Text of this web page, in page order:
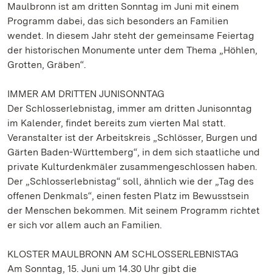
Maulbronn ist am dritten Sonntag im Juni mit einem
Programm dabei, das sich besonders an Familien
wendet. In diesem Jahr steht der gemeinsame Feiertag
der historischen Monumente unter dem Thema „Höhlen,
Grotten, Gräben“.
IMMER AM DRITTEN JUNISONNTAG
Der Schlosserlebnistag, immer am dritten Junisonntag
im Kalender, findet bereits zum vierten Mal statt.
Veranstalter ist der Arbeitskreis „Schlösser, Burgen und
Gärten Baden-Württemberg“, in dem sich staatliche und
private Kulturdenkmäler zusammengeschlossen haben.
Der „Schlosserlebnistag“ soll, ähnlich wie der „Tag des
offenen Denkmals“, einen festen Platz im Bewusstsein
der Menschen bekommen. Mit seinem Programm richtet
er sich vor allem auch an Familien.
KLOSTER MAULBRONN AM SCHLOSSERLEBNISTAG
Am Sonntag, 15. Juni um 14.30 Uhr gibt die